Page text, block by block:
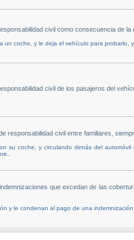
civil como consecuencia de
un coche, y le deja el vehículo para probarlo,
civil de los pasajeros del
responsabilidad civil entre familiares,
su coche, y circulando detrás del
que excedan de las
y le condenan al pago de una